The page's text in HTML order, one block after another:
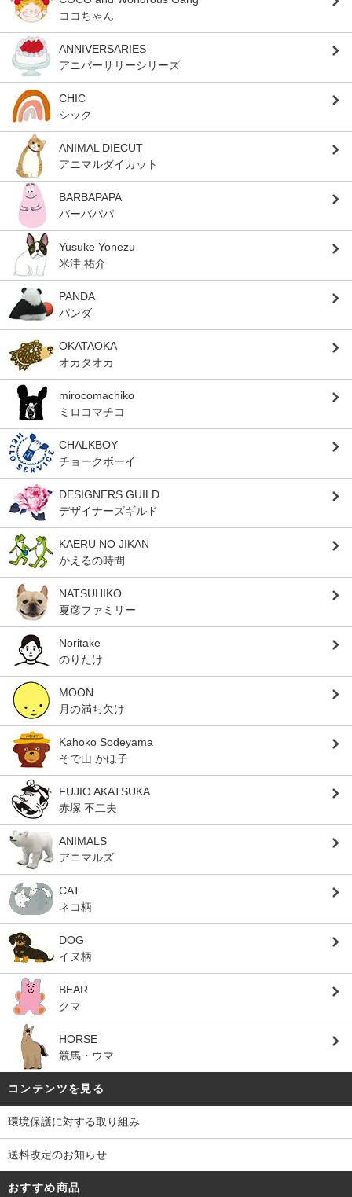
ココちゃん
ANNIVERSARIES
アニバーサリーシリーズ
CHIC
シック
ANIMAL DIECUT
アニマルダイカット
BARBAPAPA
バーバパパ
Yusuke Yonezu
米津 祐介
PANDA
パンダ
OKATAOKA
オカタオカ
mirocomachiko
ミロコマチコ
CHALKBOY
チョークボーイ
DESIGNERS GUILD
デザイナーズギルド
KAERU NO JIKAN
かえるの時間
NATSUHIKO
夏彦ファミリー
Noritake
のりたけ
MOON
月の満ち欠け
Kahoko Sodeyama
そで山 かほ子
FUJIO AKATSUKA
赤塚 不二夫
ANIMALS
アニマルズ
CAT
ネコ柄
DOG
イヌ柄
BEAR
クマ
HORSE
競馬・ウマ
コンテンツを見る
環境保護に対する取り組み
送料改定のお知らせ
おすすめ商品